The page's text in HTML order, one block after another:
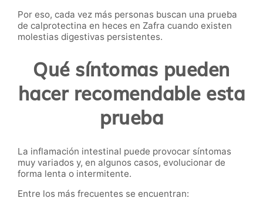
Por eso, cada vez más personas buscan una prueba
de calprotectina en heces en Zafra cuando existen
molestias digestivas persistentes.
Qué síntomas pueden
hacer recomendable esta
prueba
La inflamación intestinal puede provocar síntomas
muy variados y, en algunos casos, evolucionar de
forma lenta o intermitente.
Entre los más frecuentes se encuentran: